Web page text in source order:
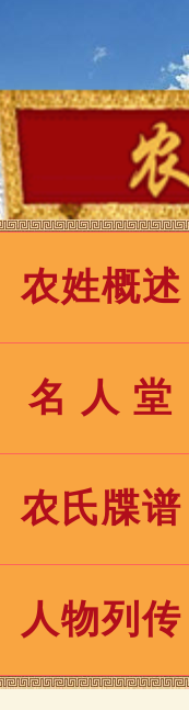
农姓概述
名 人 堂
农氏牒谱
人物列传